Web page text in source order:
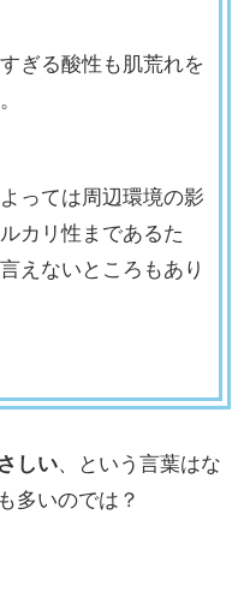
ぎる酸性も肌荒れを
っては周辺環境の影
カリ性まであるた
えないところもあり
しい、という言葉はな
多いのでは？